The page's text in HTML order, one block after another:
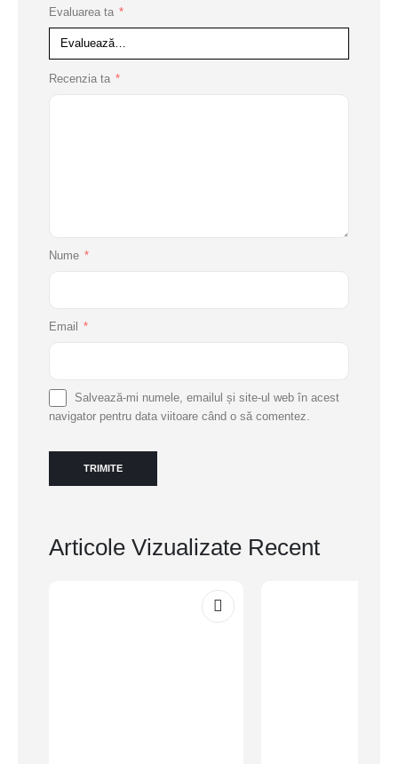
Evaluarea ta *
Recenzia ta *
Nume *
Email *
Salvează-mi numele, emailul și site-ul web în acest
navigator pentru data viitoare când o să comentez.
Articole Vizualizate Recent